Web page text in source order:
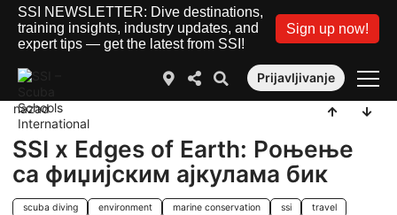
SSI NEWSLETTER: Dive destinations,
training insights, industry updates, and
expert tips — get the latest from SSI!
Sign up now!
Prijavljivanje
nazad
SSI x Edges of Earth: Роњење
са фиџијским ајкулама бик
scuba diving environment marine conservation ssi
travel